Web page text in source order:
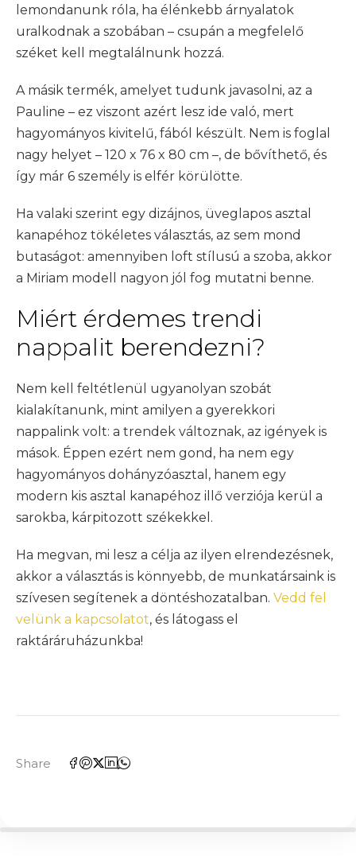
lemondanunk róla, ha élénkebb árnyalatok
uralkodnak a szobában – csupán a megfelelő
széket kell megtalálnunk hozzá.
A másik termék, amelyet tudunk javasolni, az a
Pauline – ez viszont azért lesz ide való, mert
hagyományos kivitelű, fából készült. Nem is foglal
nagy helyet – 120 x 76 x 80 cm –, de bővíthető, és
így már 6 személy is elfér körülötte.
Ha valaki szerint egy dizájnos, üveglapos asztal
kanapéhoz tökéletes választás, az sem mond
butaságot: amennyiben loft stílusú a szoba, akkor
a Miriam modell nagyon jól fog mutatni benne.
Miért érdemes trendi
nappalit berendezni?
Nem kell feltétlenül ugyanolyan szobát
kialakítanunk, mint amilyen a gyerekkori
nappalink volt: a trendek változnak, az igények is
mások. Éppen ezért nem gond, ha nem egy
hagyományos dohányzóasztal, hanem egy
modern kis asztal kanapéhoz illő verziója kerül a
sarokba, kárpitozott székekkel.
Ha megvan, mi lesz a célja az ilyen elrendezésnek,
akkor a választás is könnyebb, de munkatársaink is
szívesen segítenek a döntéshozatalban. Vedd fel
velünk a kapcsolatot, és látogass el
raktáráruházunkba!
Share